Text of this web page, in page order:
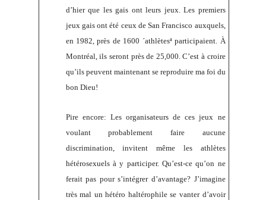
d’hier que les gais ont leurs jeux. Les premiers
jeux gais ont été ceux de San Francisco auxquels,
en 1982, près de 1600 ´athlètesª participaient. À
Montréal, ils seront près de 25,000. C’est à croire
qu’ils peuvent maintenant se reproduire ma foi du
bon Dieu!
Pire encore: Les organisateurs de ces jeux ne
voulant probablement faire aucune
discrimination, invitent même les athlètes
hétérosexuels à y participer. Qu’est-ce qu’on ne
ferait pas pour s’intégrer d’avantage? J’imagine
très mal un hétéro haltérophile se vanter d’avoir